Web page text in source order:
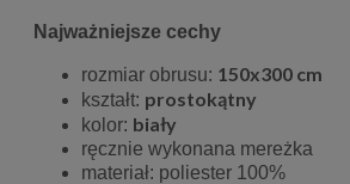
Najważniejsze cechy
rozmiar obrusu: 150x300 cm
kształt: prostokątny
kolor: biały
ręcznie wykonana mereżka
materiał: poliester 100%